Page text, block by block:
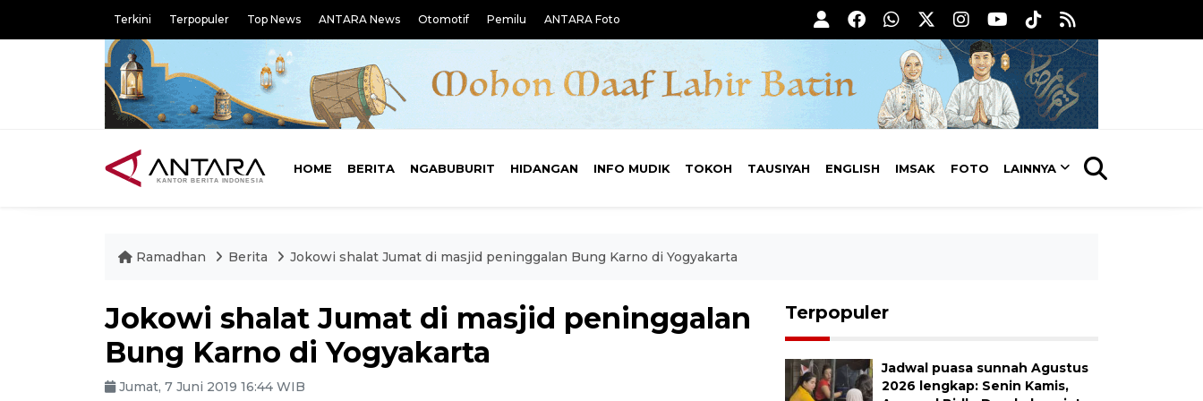
Terkini Terpopuler Top News ANTARA News Otomotif Pemilu ANTARA Foto
HOME BERITA NGABUBURIT HIDANGAN INFO MUDIK TOKOH TAUSIYAH ENGLISH IMSAK FOTO LAINNYA
Ramadhan Berita Jokowi shalat Jumat di masjid peninggalan Bung Karno di Yogyakarta
Jokowi shalat Jumat di masjid peninggalan
Bung Karno di Yogyakarta
Jumat, 7 Juni 2019 16:44 WIB
Terpopuler
Jadwal puasa sunnah Agustus
2026 lengkap: Senin Kamis,